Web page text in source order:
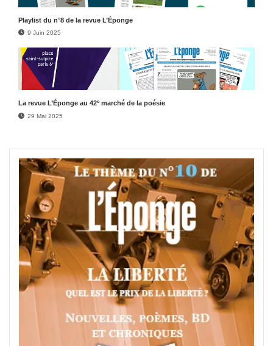
Play­list du n°8 de la revue L’Éponge
9 Juin 2025
La revue L’Éponge au 42e marché de la poésie
29 Mai 2025